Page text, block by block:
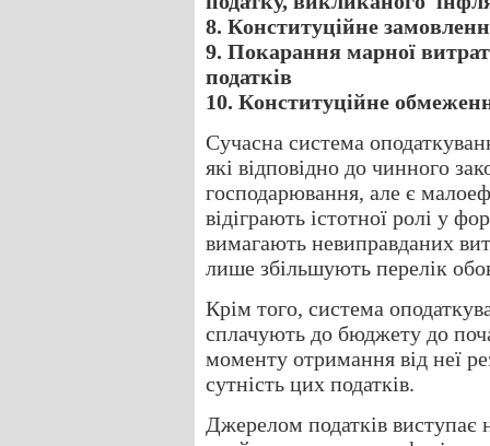
8. Конституційне
9. Покарання марної
податків
10. Конституційне
Сучасна система
які відповідно до чинного
господарювання, але є
відіграють істотної ролі у
вимагають невиправданих
лише збільшують перелік
Крім того, система
сплачують до бюджету до
моменту отримання від неї
сутність цих податків.
Джерелом податків виступає